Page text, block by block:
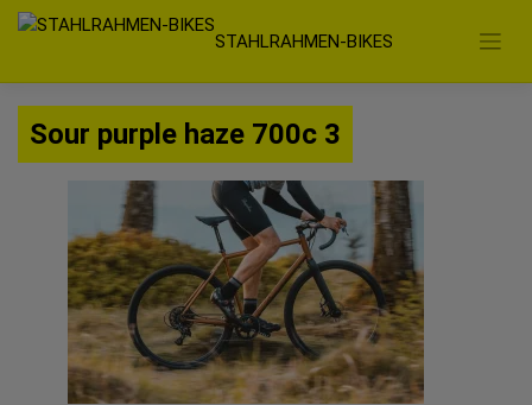
Zum
springen
STAHLRAHMEN-BIKES
Sour purple haze 700c 3